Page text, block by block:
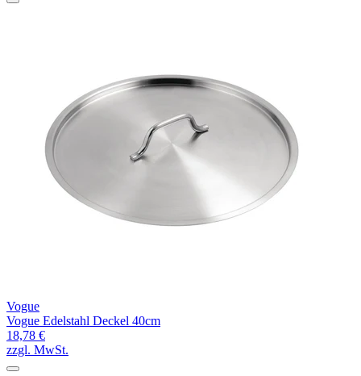
Vogue
Vogue Edelstahl Deckel 40cm
18,78 €
zzgl. MwSt.